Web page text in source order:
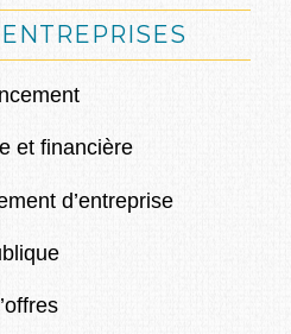
et financière
d’entreprise